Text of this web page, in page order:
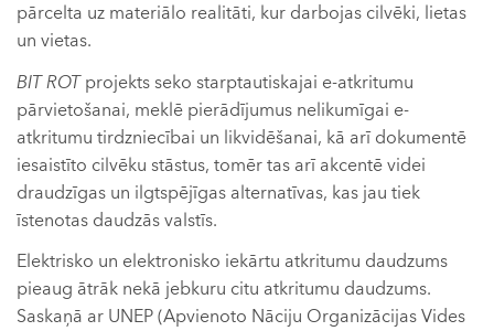
pārcelta uz materiālo realitāti, kur darbojas cilvēki, lietas
un vietas.
BIT ROTprojekts seko starptautiskajai e-atkritumu
pārvietošanai, meklē pierādījumus nelikumīgai e-
atkritumu tirdzniecībai un likvidēšanai, kā arī dokumentē
iesaistīto cilvēku stāstus, tomēr tas arī akcentē videi
draudzīgas un ilgtspējīgas alternatīvas, kas jau tiek
īstenotas daudzās valstīs.
Elektrisko un elektronisko iekārtu atkritumu daudzums
pieaug ātrāk nekā jebkuru citu atkritumu daudzums.
Saskaņā ar UNEP (Apvienoto Nāciju Organizācijas Vides